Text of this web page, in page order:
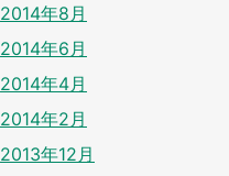
2014年8月
2014年6月
2014年4月
2014年2月
2013年12月